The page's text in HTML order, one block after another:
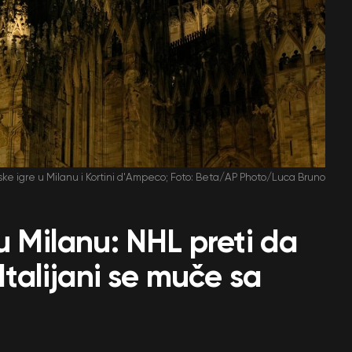
igre u Milanu i Kortini d'Ampeco; Foto: Beta/AP Photo/Luca Bruno
Milanu: NHL preti da
se muče sa